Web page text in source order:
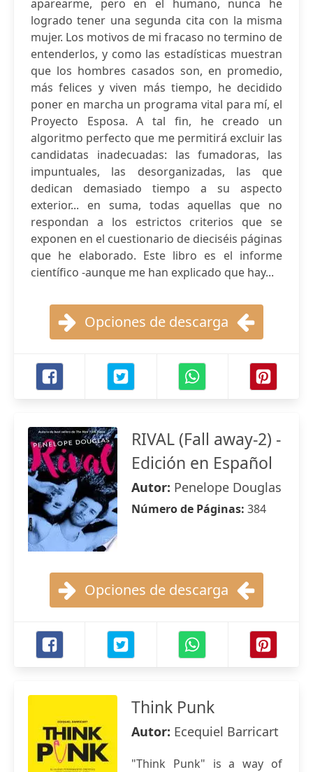
aparearme, pero en el humano, nunca he
logrado tener una segunda cita con la misma
mujer. Los motivos de mi fracaso no termino de
entenderlos, y como las estadísticas muestran
que los hombres casados son, en promedio,
más felices y viven más tiempo, he decidido
poner en marcha un programa vital para mí, el
Proyecto Esposa. A tal fin, he creado un
algoritmo perfecto que me permitirá excluir las
candidatas inadecuadas: las fumadoras, las
impuntuales, las desorganizadas, las que
dedican demasiado tiempo a su aspecto
exterior... en suma, todas aquellas que no
respondan a los estrictos criterios que se
exponen en el cuestionario de dieciséis páginas
que he elaborado. Este libro es el informe
científico -aunque me han explicado que hay...
Opciones de descarga
RIVAL (Fall away-2) -
Edición en Español
Autor: Penelope Douglas
Número de Páginas: 384
Opciones de descarga
Think Punk
Autor: Ecequiel Barricart
"Think Punk" is a way of